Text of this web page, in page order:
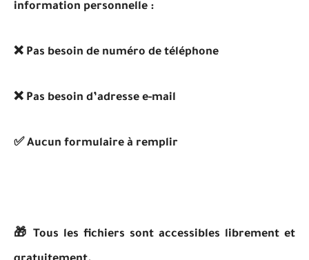
information personnelle :
❌ Pas besoin de numéro de téléphone
❌ Pas besoin d’adresse e-mail
✅ Aucun formulaire à remplir
🎁 Tous les fichiers sont accessibles librement et